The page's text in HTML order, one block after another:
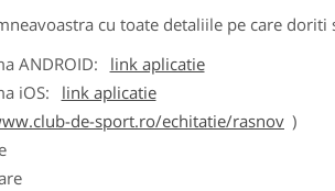
cu toate detaliile pe care doriti
ANDROID:
link aplicatie
iOS:
link aplicatie
de-sport.ro/echitatie/rasnov )